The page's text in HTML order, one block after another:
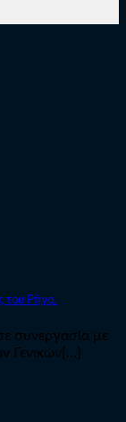
του Ρήγα.
συνεργασία με
Γενικών[...]